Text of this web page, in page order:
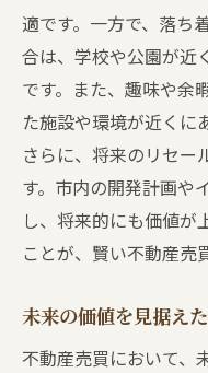
適です。一方で、落ち
合は、学校や公園が近
です。また、趣味や余
た施設や環境が近くに
さらに、将来のリセー
す。市内の開発計画や
し、将来的にも価値が
ことが、賢い不動産売
未来の価値を見据え
不動産売買において、